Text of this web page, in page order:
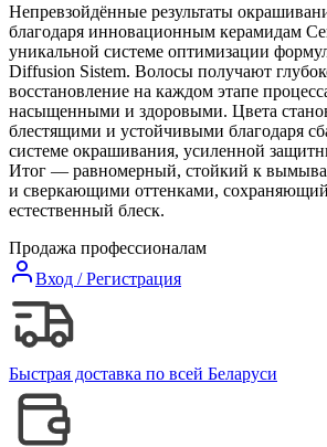
Непревзойдённые результаты
благодаря инновационным керамидам
уникальной системе оптимизации
Diffusion Sistem. Волосы получают
восстановление на каждом этапе
насыщенными и здоровыми. Цвета
блестящими и устойчивыми благодаря
системе окрашивания, усиленной
Итог — равномерный, стойкий к
и сверкающими оттенками, сохраняющий
естественный блеск.
Продажа профессионалам
Вход / Регистрация
Быстрая доставка по всей Беларуси